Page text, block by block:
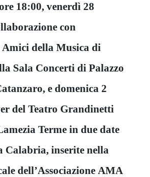
18:00, venerdì 28
con
Amici della Musica di
Sala Concerti di Palazzo
e domenica 2
del Teatro Grandinetti
Terme in due date
Calabria, inserite nella
dell’Associazione AMA